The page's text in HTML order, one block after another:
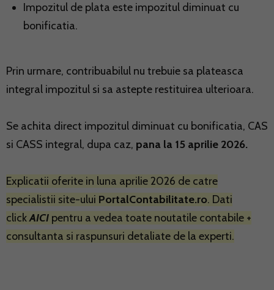
Impozitul de plata este impozitul diminuat cu
bonificatia.
Prin urmare, contribuabilul nu trebuie sa plateasca
integral impozitul si sa astepte restituirea ulterioara.
Se achita direct impozitul diminuat cu bonificatia, CAS
si CASS integral, dupa caz, pana la 15 aprilie 2026.
Explicatii oferite in luna aprilie 2026 de catre
specialistii site-ului PortalContabilitate.ro. Dati
clickAICI pentru a vedea toate noutatile contabile +
consultanta si raspunsuri detaliate de la experti.